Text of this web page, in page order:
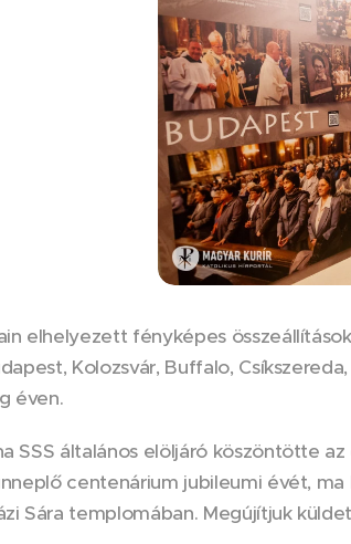
elhelyezett fényképes
Kolozsvár, Buffalo,
éven.
SSS általános elöljáró köszöntötte
centenárium jubileumi évét,
Sára templomában. Megújítjuk